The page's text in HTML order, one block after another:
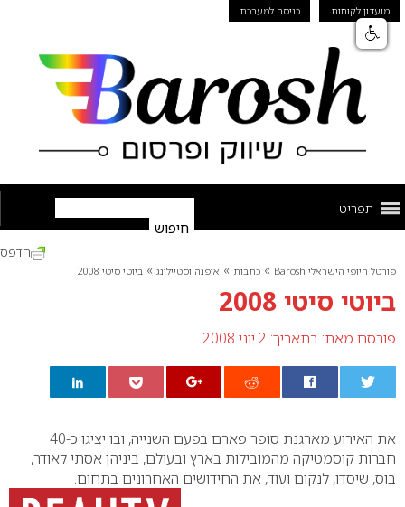
מועדון לקוחות כניסה למערכת
תפריט
פורטל היופי הישראלי Barosh » כתבות » אופנה וסטיילינג » ביוטי סיטי 2008
ביוטי סיטי 2008
פורסם מאת: בתאריך: 2 יוני 2008
הדפס
את האירוע מארגנת סופר פארם בפעם השנייה, ובו יציגו כ-40
חברות קוסמטיקה מהמובילות בארץ ובעולם, ביניהן אסתי לאודר,
בוס, שיסדו, לנקום ועוד, את החידושים האחרונים בתחום.